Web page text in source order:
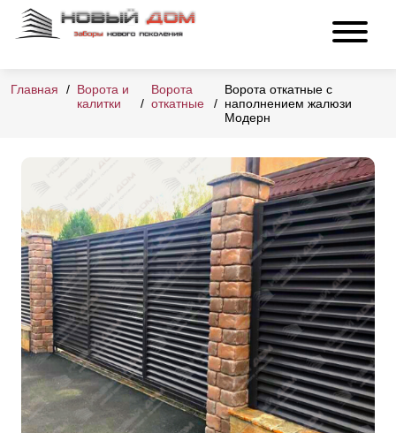
Главная
Ворота и
калитки
Ворота
откатные
Ворота откатные с
наполнением жалюзи
Модерн